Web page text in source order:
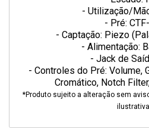
- Utilização/
- Pré:
- Captação: Piezo
- Alimentação:
- Jack de
- Controles do Pré: Volume,
Cromático, Notch
*Produto sujeito a alteração sem
ilustrativa